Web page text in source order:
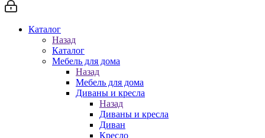
Каталог
Назад
Каталог
Мебель для дома
Назад
Мебель для дома
Диваны и кресла
Назад
Диваны и кресла
Диван
Кресло